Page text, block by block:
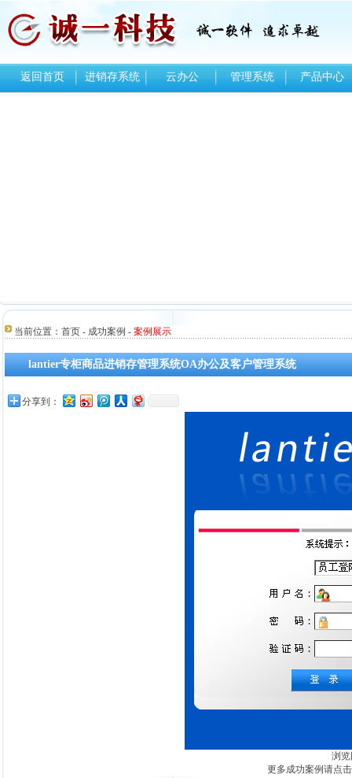
返回首页 进销存系统 云办公 管理系统 产品中心
当前位置： 首页 - 成功案例 - 案例展示
lantier专柜商品进销存管理系统OA办公及客户管理系统
分享到：
浏
更多成功案例请点